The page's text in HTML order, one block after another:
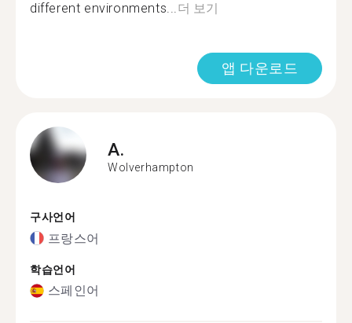
different environments...더 보기
앱 다운로드
A.
Wolverhampton
구사언어
프랑스어
학습언어
스페인어